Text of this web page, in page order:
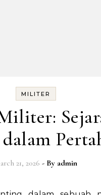
MILITER
21, 2026 - By admin